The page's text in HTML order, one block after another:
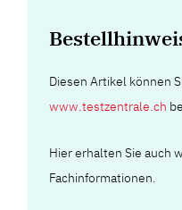
Diesen Artikel können
www.testzentrale.ch
Hier erhalten Sie auch
Fachinformationen.